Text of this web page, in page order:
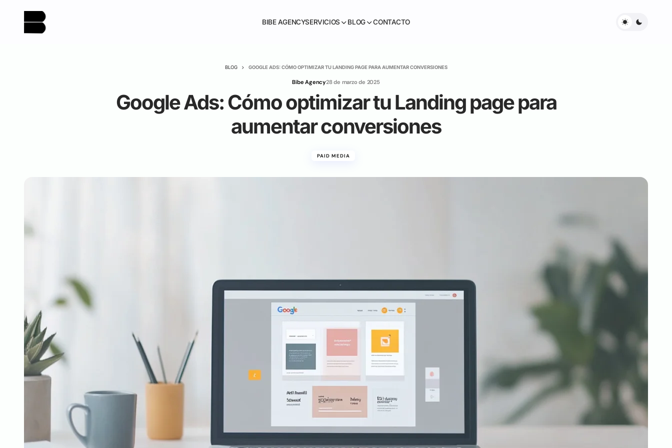
BIBE AGENCYSERVICIOS BLOG CONTACTO
BLOG GOOGLE ADS: CÓMO OPTIMIZAR TU LANDING PAGE PARA AUMENTAR CONVERSIONES
Bibe Agency28 de marzo de 2025
Google Ads: Cómo optimizar tu Landing page para
aumentar conversiones
PAID MEDIA